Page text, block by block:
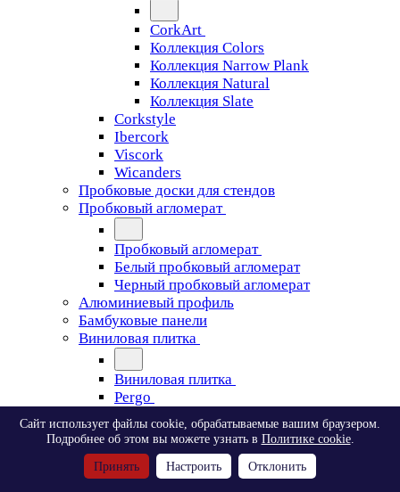
CorkArt
Коллекция Colors
Коллекция Narrow Plank
Коллекция Natural
Коллекция Slate
Corkstyle
Ibercork
Viscork
Wicanders
Пробковые доски для стендов
Пробковый агломерат
Пробковый агломерат
Белый пробковый агломерат
Черный пробковый агломерат
Алюминиевый профиль
Бамбуковые панели
Виниловая плитка
Виниловая плитка
Pergo
Pergo
Classic Plank Optimum Glue
Modern Plank Optimum Glue
Сайт использует файлы cookie, обрабатываемые вашим браузером.
Подробнее об этом вы можете узнать в Политике cookie.
Принять Настроить Отклонить